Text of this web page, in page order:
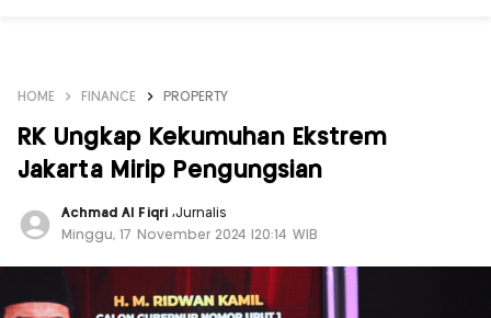
HOME FINANCE PROPERTY
RK Ungkap Kekumuhan Ekstrem
Jakarta Mirip Pengungsian
Achmad Al Fiqri ,Jurnalis
Minggu, 17 November 2024 |20:14 WIB